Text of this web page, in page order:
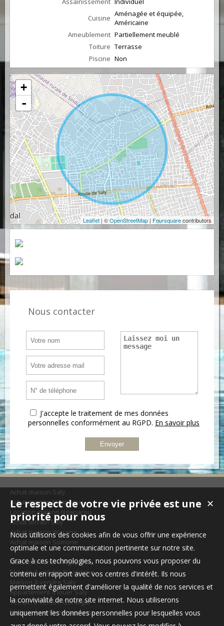
Cuisine Aménagée et équipée,
Américaine
Ameublement Partiellement meublé
Toiture Terrasse
Piscine Non
+
-
Leaflet | ©OpenStreetMap | Foursquarecontributors
Nous contacter
J'accepte le traitement de mes données
personnelles conformément au RGPD. En savoir plus
Achat maison Saly
Achat maison Ngaparou
Location maison Ngaparou
Achat terrain Saly
Achat maison Warang
Achat maison Somone
Maison à vendre Ngaparou
Maison à vendre Nguérigne
Maison à vendre Saly
Appartement à louer Saly
Terrain à vendre Gandigal
Maison à vendre Ngaparou
✕
Le respect de votre vie privée est une
priorité pour nous
Nous utilisons des cookies afin de vous offrir une expérience
optimale et une communication pertinente sur notre site.
Grace à ces technologies, nous pouvons vous proposer du
contenu en rapport avec vos centres d'intérêt. Ils nous
permettent également d'améliorer la qualité de nos services et
la convivialité de notre site internet. Nous utiliserons
uniquement les données personnelles pour lesquelles vous